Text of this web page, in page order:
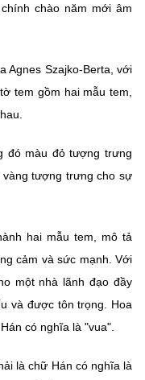
chào năm mới âm
Agnes Szajko-Berta, với
tem gồm hai mẫu tem,
đó màu đỏ tượng trưng
tượng trưng cho sự
hai mẫu tem, mô tả
cảm và sức mạnh. Với
một nhà lãnh đạo đầy
và được tôn trọng. Hoa
có nghĩa là "vua".
là chữ Hán có nghĩa là